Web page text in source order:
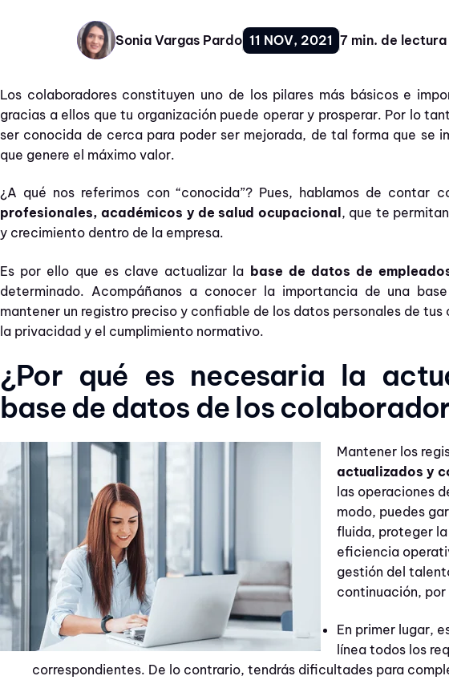
Sonia Vargas Pardo 11 NOV, 2021 7 min. de lectura
Los colaboradores constituyen uno de los pilares más básicos e
gracias a ellos que tu organización puede operar y prosperar. Por lo
ser conocida de cerca para poder ser mejorada, de tal forma que se
que genere el máximo valor.
¿A qué nos referimos con “conocida”? Pues, hablamos de contar
profesionales, académicos y de salud ocupacional , que te
y crecimiento dentro de la empresa.
Es por ello que es clave actualizar la base de datos de
determinado. Acompáñanos a conocer la importancia de una
mantener un registro preciso y confiable de los datos personales de tus
la privacidad y el cumplimiento normativo.
¿Por qué es necesaria la
base de datos de los
Mantener los
actualizados y
las operaciones
modo, puedes
fluida, proteger
eficiencia
gestión del
continuación,
En primer lugar,
línea todos los
correspondientes. De lo contrario, tendrás dificultades para